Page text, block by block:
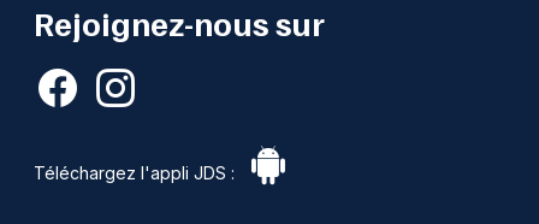
Rejoignez-nous sur
Téléchargez l'appli JDS :